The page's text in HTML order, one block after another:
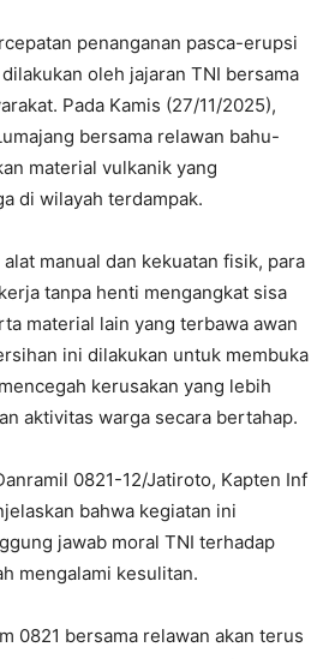
penanganan pasca-erupsi
oleh jajaran TNI bersama
Pada Kamis (27/11/2025),
bersama relawan bahu-
material vulkanik yang
di wilayah terdampak.
manual dan kekuatan fisik, para
tanpa henti mengangkat sisa
material lain yang terbawa awan
ini dilakukan untuk membuka
kerusakan yang lebih
aktivitas warga secara bertahap.
0821-12/Jatiroto, Kapten Inf
bahwa kegiatan ini
jawab moral TNI terhadap
mengalami kesulitan.
0821 bersama relawan akan terus